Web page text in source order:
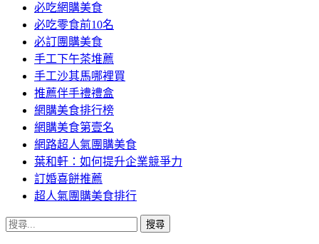
必吃網購美食
必吃零食前10名
必訂團購美食
手工下午茶堆薦
手工沙其馬哪裡買
推薦伴手禮禮盒
網購美食排行榜
網購美食第壹名
網路超人氣團購美食
葉和軒：如何提升企業競爭力
訂婚喜餅推薦
超人氣團購美食排行
搜